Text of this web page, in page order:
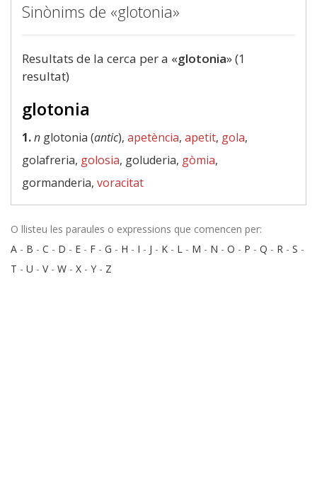
Sinònims de «glotonia»
Resultats de la cerca per a «glotonia» (1
resultat)
glotonia
1.n glotonia (antic), apetència, apetit, gola,
golafreria, golosia, goluderia, gòmia,
gormanderia, voracitat
O llisteu les paraules o expressions que comencen per:
A - B - C - D - E - F - G - H - I - J - K - L - M - N - O - P - Q - R - S -
T - U - V- W - X - Y - Z